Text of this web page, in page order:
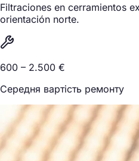
Filtraciones en cerramientos
orientación norte.
600 – 2.500 €
Середня вартість ремонту